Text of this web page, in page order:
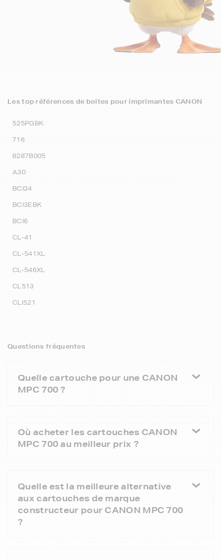
Les top références de boites pour imprimantes CANON
525PGBK
716
8287B005
A30
BCI24
BCI3EBK
BCI6
CL-41
CL-541XL
CL-546XL
CL513
CLI521
Questions fréquentes
Quelle cartouche pour une CANON
MPC 700 ?
Où acheter les cartouches CANON
MPC 700 au meilleur prix ?
Quelle est la meilleure alternative
aux cartouches de marque
constructeur pour CANON MPC 700
?